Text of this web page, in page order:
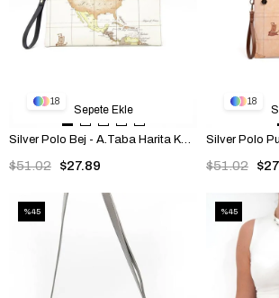
18
Silver Polo Bej - A.Taba Harita Kadın Portföy ve Clutch El Çantası SP1034
$27.89
$51.02
Sepete Ekle
18
$51.02
%45 %45